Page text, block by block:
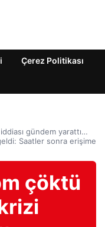
Çerez Politikası
gündem yarattı…
Saatler sonra erişime
çöktü